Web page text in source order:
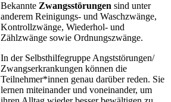
Bekannte Zwangsstörungen sind unter
anderem Reinigungs- und Waschzwänge,
Kontrollzwänge, Wiederhol- und
Zählzwänge sowie Ordnungszwänge.
In der Selbsthilfegruppe Angststörungen/
Zwangserkrankungen können die
Teilnehmer*innen genau darüber reden. Sie
lernen miteinander und voneinander, um